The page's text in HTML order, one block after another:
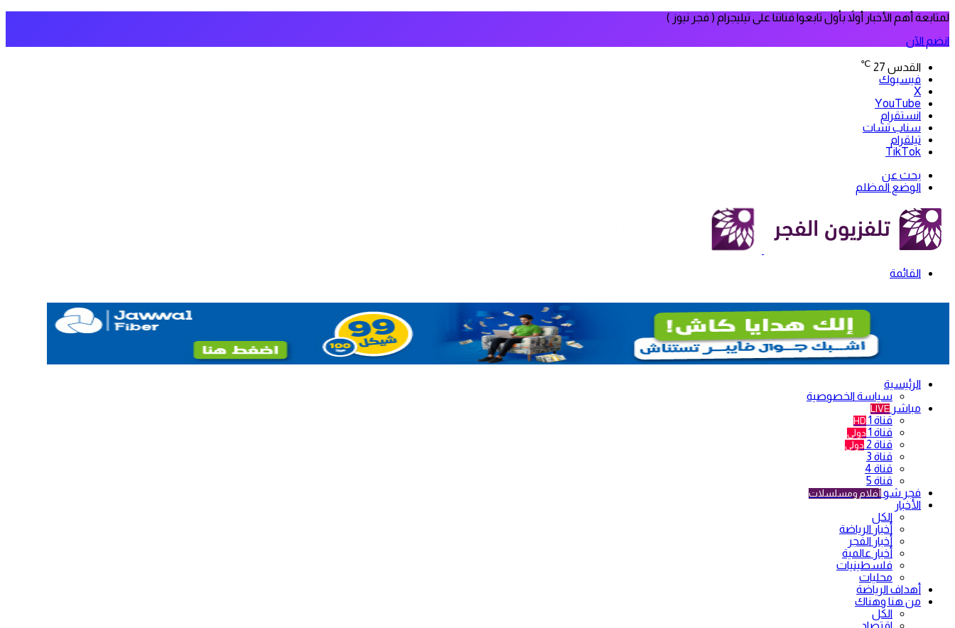
لمتابعة أهم الأخبار أولاً بأول تابعوا قناتنا على تيليجرام ( فجر نيوز )
انضم الآن
القدس 27
℃
فيسبوك
‫X
‫YouTube
انستقرام
سناب تشات
تيلقرام
‫TikTok
بحث عن
الوضع المظلم
القائمة
الرئيسية
سياسة الخصوصية
مباشر LIVE
قناة 1 HD
قناة 1 دولي
قناة 2 دولي
قناة 3
قناة 4
قناة 5
فجر شو أفلام ومسلسلات
الأخبار
الكل
أخبار الرياضة
أخبار الفجر
أخبار عالمية
فلسطينيات
محليات
أهداف الرياضة
من هنا وهناك
الكل